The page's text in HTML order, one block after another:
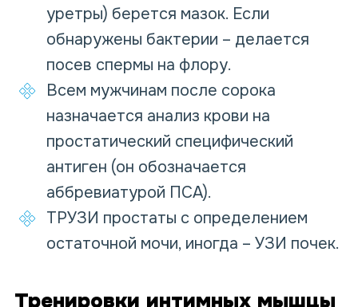
уретры) берется мазок. Если
обнаружены бактерии – делается
посев спермы на флору.
Всем мужчинам после сорока
назначается анализ крови на
простатический специфический
антиген (он обозначается
аббревиатурой ПСА).
ТРУЗИ простаты с определением
остаточной мочи, иногда – УЗИ почек.
Тренировки интимных мышцы